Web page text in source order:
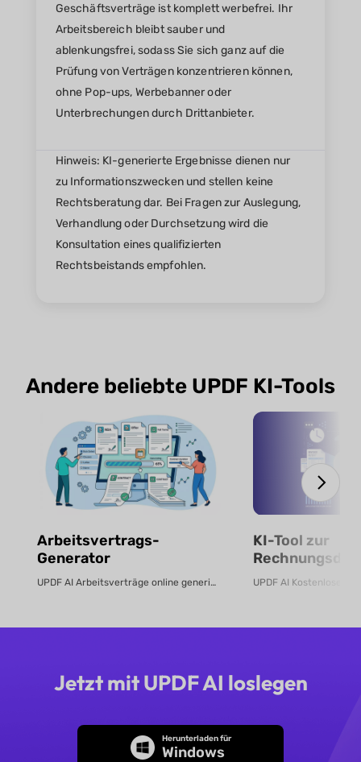
Geschäftsverträge ist komplett werbefrei. Ihr
Arbeitsbereich bleibt sauber und
ablenkungsfrei, sodass Sie sich ganz auf die
Prüfung von Verträgen konzentrieren können,
ohne Pop-ups, Werbebanner oder
Unterbrechungen durch Drittanbieter.
Hinweis: KI-generierte Ergebnisse dienen nur
zu Informationszwecken und stellen keine
Rechtsberatung dar. Bei Fragen zur Auslegung,
Verhandlung oder Durchsetzung wird die
Konsultation eines qualifizierten
Rechtsbeistands empfohlen.
Andere beliebte UPDF KI-Tools
Arbeitsvertrags-
Generator
UPDF AI Arbeitsverträge online generieren Erstellen Sie in wenigen Minute...
KI-Tool zur
Jetzt mit UPDF AI loslegen
Herunterladen für
Windows